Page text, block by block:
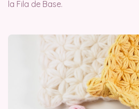
la Fila de Base.